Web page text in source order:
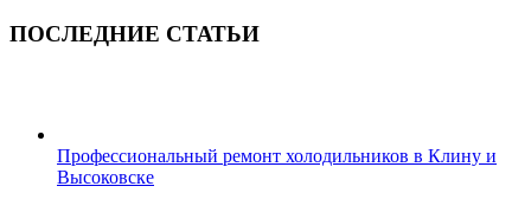
ПОСЛЕДНИЕ СТАТЬИ
Профессиональный ремонт холодильников в Клину и
Высоковске